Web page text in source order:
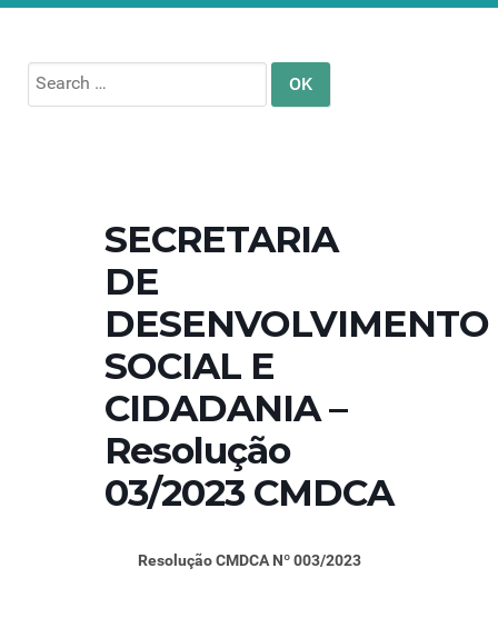
Search
for:
SECRETARIA
DE
DESENVOLVIMENTO
SOCIAL E
CIDADANIA –
Resolução
03/2023 CMDCA
Resolução CMDCA Nº 003/2023